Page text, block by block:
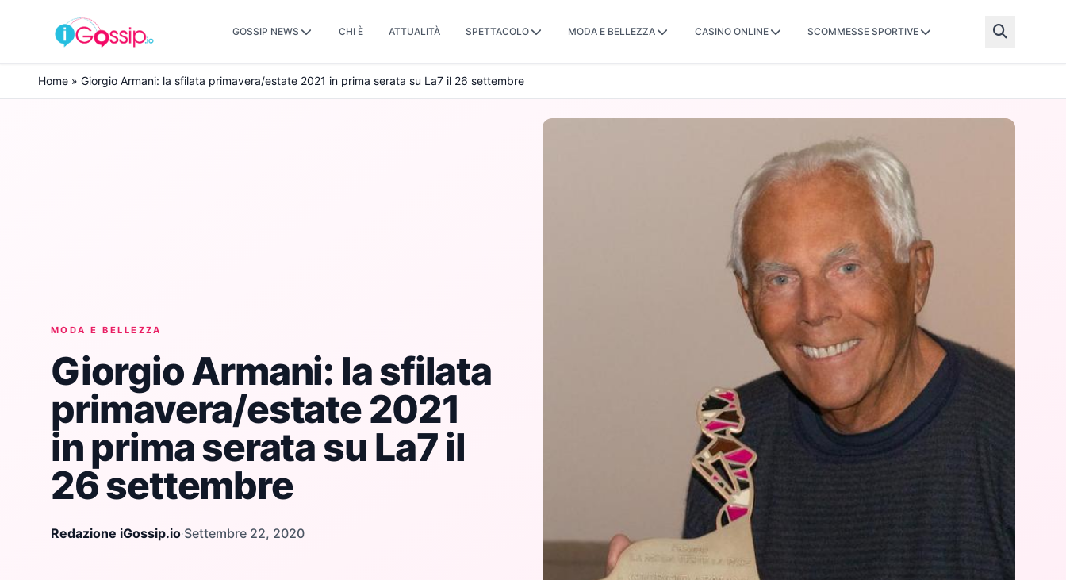
Skip to content
GOSSIP NEWS CHI È ATTUALITÀ SPETTACOLO MODA E BELLEZZA CASINO ONLINE SCOMMESSE SPORTIVE
Home » Giorgio Armani: la sfilata primavera/estate 2021 in prima serata su La7 il 26 settembre
MODA E BELLEZZA
Giorgio Armani: la sfilata
primavera/estate 2021
in prima serata su La7 il
26 settembre
Redazione iGossip.io·Settembre 22, 2020